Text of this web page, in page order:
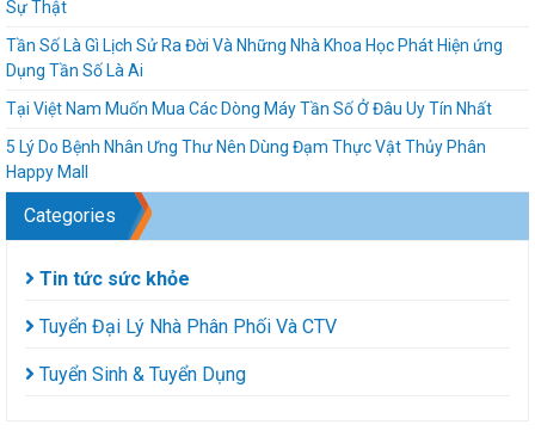
Sự Thật
Tần Số Là Gì Lịch Sử Ra Đời Và Những Nhà Khoa Học Phát Hiện ứng
Dụng Tần Số Là Ai
Tại Việt Nam Muốn Mua Các Dòng Máy Tần Số Ở Đâu Uy Tín Nhất
5 Lý Do Bệnh Nhân Ưng Thư Nên Dùng Đạm Thực Vật Thủy Phân
Happy Mall
Categories
Tin tức sức khỏe
Tuyển Đại Lý Nhà Phân Phối Và CTV
Tuyển Sinh & Tuyển Dụng